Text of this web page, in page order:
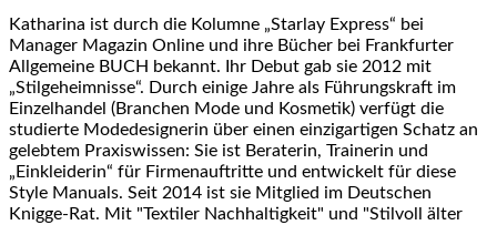
Katharina ist durch die Kolumne „Starlay Express“ bei
Manager Magazin Online und ihre Bücher bei Frankfurter
Allgemeine BUCH bekannt. Ihr Debut gab sie 2012 mit
„Stilgeheimnisse“. Durch einige Jahre als Führungskraft im
Einzelhandel (Branchen Mode und Kosmetik) verfügt die
studierte Modedesignerin über einen einzigartigen Schatz an
gelebtem Praxiswissen: Sie ist Beraterin, Trainerin und
„Einkleiderin“ für Firmenauftritte und entwickelt für diese
Style Manuals. Seit 2014 ist sie Mitglied im Deutschen
Knigge-Rat. Mit "Textiler Nachhaltigkeit" und "Stilvoll älter